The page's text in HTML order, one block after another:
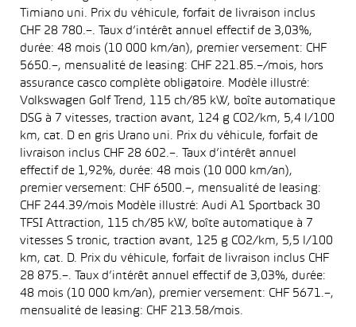
Timiano uni. Prix du véhicule, forfait de livraison inclus
CHF 28 780.–. Taux d’intérêt annuel effectif de 3,03%,
durée: 48 mois (10 000 km/an), premier versement: CHF
5650.–, mensualité de leasing: CHF 221.85.–/mois, hors
assurance casco complète obligatoire. Modèle illustré:
Volkswagen Golf Trend, 115 ch/85 kW, boîte automatique
DSG à 7 vitesses, traction avant, 124 g CO2/km, 5,4 l/100
km, cat. D en gris Urano uni. Prix du véhicule, forfait de
livraison inclus CHF 28 602.–. Taux d’intérêt annuel
effectif de 1,92%, durée: 48 mois (10 000 km/an),
premier versement: CHF 6500.–, mensualité de leasing:
CHF 244.39/mois Modèle illustré: Audi A1 Sportback 30
TFSI Attraction, 115 ch/85 kW, boîte automatique à 7
vitesses S tronic, traction avant, 125 g CO2/km, 5,5 l/100
km, cat. D. Prix du véhicule, forfait de livraison inclus CHF
28 875.–. Taux d’intérêt annuel effectif de 3,03%, durée:
48 mois (10 000 km/an), premier versement: CHF 5671.–,
mensualité de leasing: CHF 213.58/mois.